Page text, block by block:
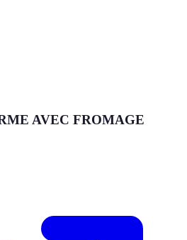
AVEC FROMAGE